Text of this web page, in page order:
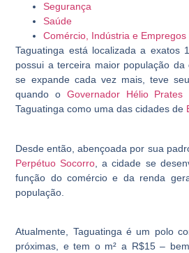
Segurança
Saúde
Comércio, Indústria e Empregos
Taguatinga está localizada a exatos
possui a terceira maior população
se expande cada vez mais, teve
quando o Governador Hélio Prates
Taguatinga como uma das cidades de
Desde então, abençoada por sua
Perpétuo Socorro , a cidade se
função do comércio e da renda
população.
Atualmente, Taguatinga é um polo
próximas, e tem o m² a R$15 –